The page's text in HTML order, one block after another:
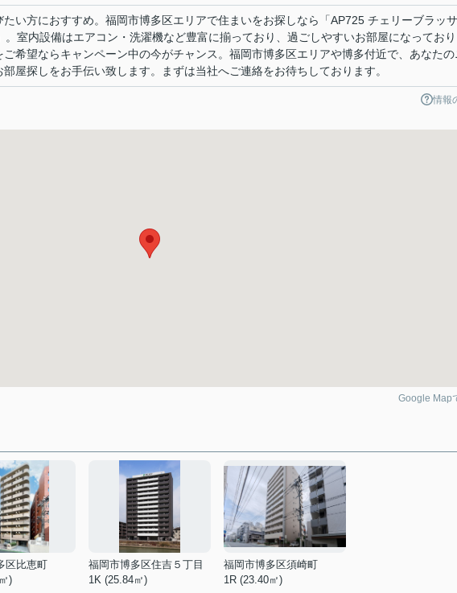
たい方におすすめ。福岡市博多区エリアで住まいをお探しなら「AP725 チェリーブラッ
。室内設備はエアコン・洗濯機など豊富に揃っており、過ごしやすいお部屋になってお
ご希望ならキャンペーン中の今がチャンス。福岡市博多区エリアや博多付近で、あなたの
屋探しをお手伝い致します。まずは当社へご連絡をお待ちしております。
情報
Google Map
区比恵町
)
福岡市博多区住吉５丁目
1K (25.84㎡)
福岡市博多区須崎町
1R (23.40㎡)